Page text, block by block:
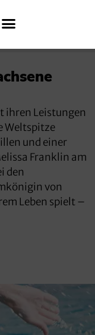
ihren Leistungen
Weltspitze
und einer
Franklin am
den
von
Leben spielt –